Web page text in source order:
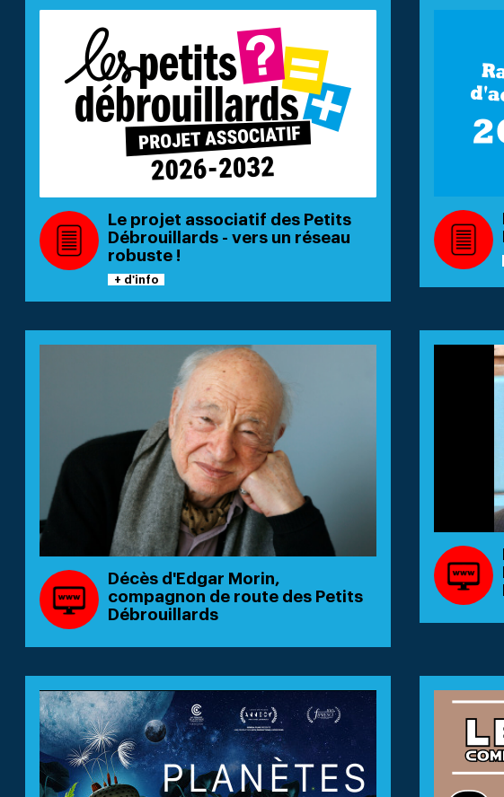
Le projet associatif des Petits
Débrouillards - vers un réseau
robuste !
+ d'info
Décès d'Edgar Morin,
compagnon de route des Petits
Débrouillards